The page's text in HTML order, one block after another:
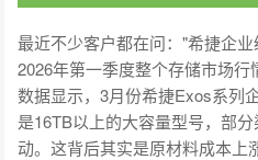
最近不少客户都在问："希捷企业
2026年第一季度整个存储市场
数据显示，3月份希捷Exos系列
是16TB以上的大容量型号，部
动。这背后其实是原材料成本上